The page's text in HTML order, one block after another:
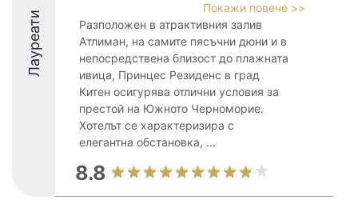
Лауреати
Покажи повече >>
Разположен в атрактивния залив
Атлиман, на самите пясъчни дюни и в
непосредствена близост до плажната
ивица, Принцес Резиденс в град
Китен осигурява отлични условия за
престой на Южното Черноморие.
Хотелът се характеризира с
елегантна обстановка, ...
8.8